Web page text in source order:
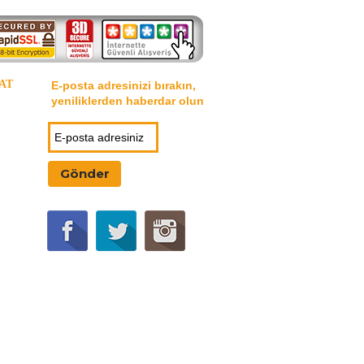
E-posta adresinizi bırakın,
yeniliklerden haberdar olun